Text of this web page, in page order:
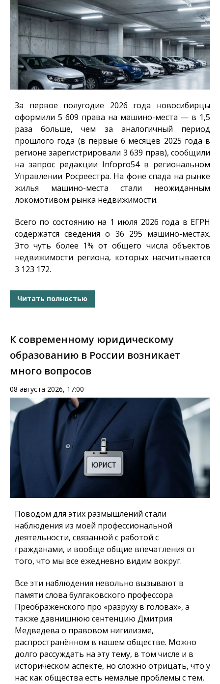
За первое полугодие 2026 года новосибирцы
оформили 5 609 права на машино-места — в 1,5
раза больше, чем за аналогичный период
прошлого года (в первые 6 месяцев 2025 года в
регионе зарегистрировали 3 639 прав), сообщили
на запрос редакции Infopro54в региональном
Управлении Росреестра. На фоне спада на рынке
жилья машино-места стали неожиданным
локомотивом рынка недвижимости.
Всего по состоянию на 1 июля 2026 года в ЕГРН
содержатся сведения о 36 295 машино-местах.
Это чуть более 1% от общего числа объектов
недвижимости региона, которых насчитывается
3 123 172.
Читать полностью
К современному юридическому
образованию в России возникает
много вопросов
08 августа 2026, 17:00
Поводом для этих размышлений стали
наблюдения из моей профессиональной
деятельности, связанной с работой с
гражданами, и вообще общие впечатления от
того, что мы все ежедневно видим вокруг.
Все эти наблюдения невольно вызывают в
памяти слова булгаковского профессора
Преображенского про «разруху в головах», а
также давнишнюю сентенцию Дмитрия
Медведева о правовом нигилизме,
распространённом в нашем обществе. Можно
долго рассуждать на эту тему, в том числе и в
историческом аспекте, но сложно отрицать, что у
нас как общества есть немалые проблемы с тем,